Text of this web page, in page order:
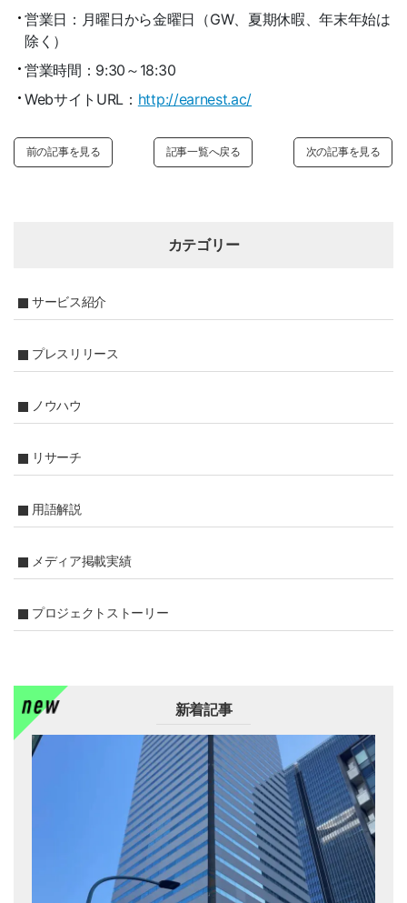
営業日：月曜日から金曜日（GW、夏期休暇、年末年始は
除く）
営業時間：9:30～18:30
WebサイトURL： http://earnest.ac/
前の記事を見る 記事一覧へ戻る 次の記事を見る
カテゴリー
サービス紹介
プレスリリース
ノウハウ
リサーチ
用語解説
メディア掲載実績
プロジェクトストーリー
新着記事